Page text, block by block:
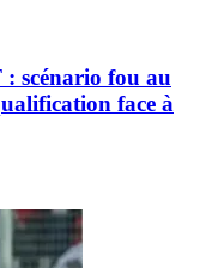
scénario fou au
face à